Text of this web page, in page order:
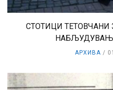
СТОТИЦИ ТЕТОВЧАНИ
АРХИВА